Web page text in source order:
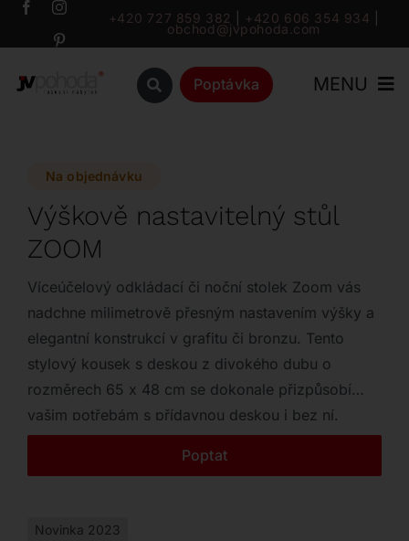
Přeskočit
+420 727 859 382 +420 606 354 934
obchod@jvpohoda.com
Poptávka MENU
Značky
Outlet
Kontakt
Na objednávku
Výškově nastavitelný stůl
ZOOM
Víceúčelový odkládací či noční stolek Zoom vás
nadchne milimetrově přesným nastavením výšky a
elegantní konstrukcí v grafitu či bronzu. Tento
stylový kousek s deskou z divokého dubu o
rozměrech 65 x 48 cm se dokonale přizpůsobí
vašim potřebám s přídavnou deskou i bez ní.
Poptat
Novinka 2023